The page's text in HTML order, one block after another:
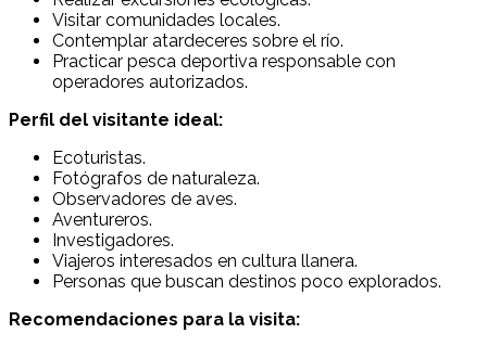
Visitar comunidades locales.
Contemplar atardeceres sobre el río.
Practicar pesca deportiva responsable con
operadores autorizados.
Perfil del visitante ideal:
Ecoturistas.
Fotógrafos de naturaleza.
Observadores de aves.
Aventureros.
Investigadores.
Viajeros interesados en cultura llanera.
Personas que buscan destinos poco explorados.
Recomendaciones para la visita: